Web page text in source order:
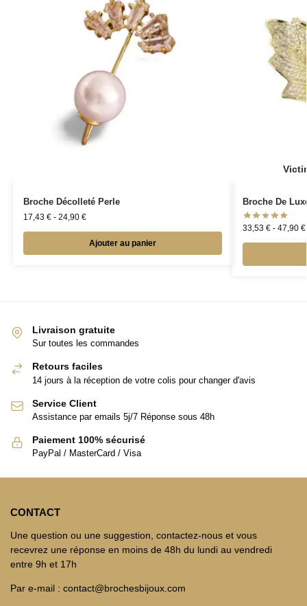
Broche Décolleté Perle
17,43 €- 24,90 €
Ajouter au panier
Broche De
33,53 €- 47,90 €
Livraison gratuite
Sur toutes les commandes
Retours faciles
14 jours à la réception de votre colis pour changer d'avis
Service Client
Assistance par emails 5j/7 Réponse sous 48h
Paiement 100% sécurisé
PayPal / MasterCard / Visa
CONTACT
Une question ou une suggestion, contactez-nous et vous
recevrez une réponse en moins de 48h du lundi au vendredi
entre 9h et 17h
Par e-mail : contact@brochesbijoux.com